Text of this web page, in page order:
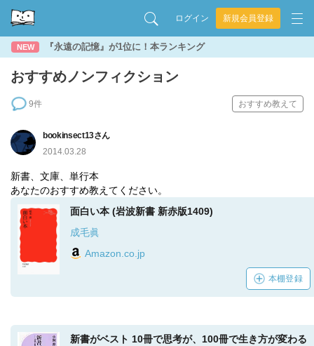
ログイン 新規会員登録
NEW 『永遠の記憶』が1位に！本ランキング
おすすめノンフィクション
9件 おすすめ教えて
bookinsect13さん
2014.03.28
新書、文庫、単行本
あなたのおすすめ教えてください。
面白い本 (岩波新書 新赤版1409)
成毛眞
Amazon.co.jp
本棚登録
新書がベスト 10冊で思考が、100冊で生き方が変わる